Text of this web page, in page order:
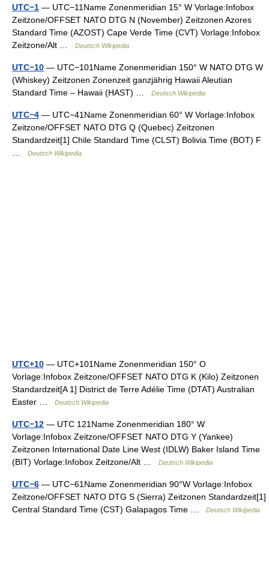
UTC−1 — UTC−11Name Zonenmeridian 15° W Vorlage:Infobox
Zeitzone/OFFSET NATO DTG N (November) Zeitzonen Azores
Standard Time (AZOST) Cape Verde Time (CVT) Vorlage:Infobox
Zeitzone/Alt …
Deutsch Wikipedia
UTC−10 — UTC−101Name Zonenmeridian 150° W NATO DTG W
(Whiskey) Zeitzonen Zonenzeit ganzjährig Hawaii Aleutian
Standard Time – Hawaii (HAST) …
Deutsch Wikipedia
UTC−4 — UTC−41Name Zonenmeridian 60° W Vorlage:Infobox
Zeitzone/OFFSET NATO DTG Q (Quebec) Zeitzonen
Standardzeit[1] Chile Standard Time (CLST) Bolivia Time (BOT) F
Deutsch Wikipedia
UTC+10 — UTC+101Name Zonenmeridian 150° O
Vorlage:Infobox Zeitzone/OFFSET NATO DTG K (Kilo) Zeitzonen
Standardzeit[A 1] District de Terre Adélie Time (DTAT) Australian
Easter …
Deutsch Wikipedia
UTC−12 — UTC 121Name Zonenmeridian 180° W
Vorlage:Infobox Zeitzone/OFFSET NATO DTG Y (Yankee)
Zeitzonen International Date Line West (IDLW) Baker Island Time
(BIT) Vorlage:Infobox Zeitzone/Alt …
Deutsch Wikipedia
UTC−6 — UTC−61Name Zonenmeridian 90°W Vorlage:Infobox
Zeitzone/OFFSET NATO DTG S (Sierra) Zeitzonen Standardzeit[1]
Central Standard Time (CST) Galapagos Time …
Deutsch Wikipedia